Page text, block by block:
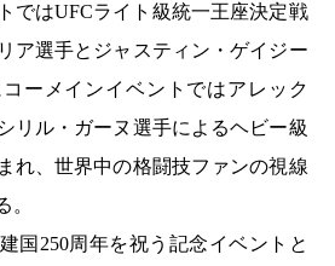
ではUFCライト級統一王座決定戦
ア選手とジャスティン・ゲイジー
ーメインイベントではアレック
リル・ガーヌ選手によるヘビー級
れ、世界中の格闘技ファンの視線
。
国250周年を祝う記念イベントと